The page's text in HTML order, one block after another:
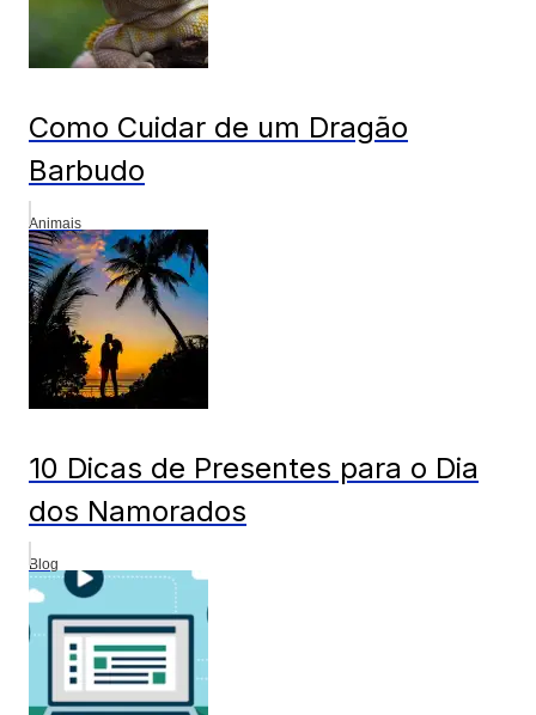
Como Cuidar de um Dragão
Barbudo
Animais
10 Dicas de Presentes para o Dia
dos Namorados
Blog